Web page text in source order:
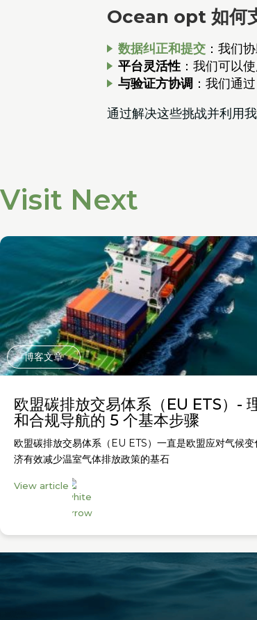
Ocean opt 如何
数据纠正和提交 ：我们
平台灵活性 ：我们可以
与验证方协调 ：我们通
通过解决这些挑战并利用
Visit Next
博客文章
欧盟碳排放交易体系（EU ETS）-
和合规导航的 5 个基本步骤
欧盟碳排放交易体系（EU ETS）一直是欧盟应对气候变
济有效减少温室气体排放政策的基石
View article